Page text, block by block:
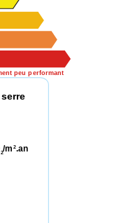
peu performant
2/m 2.an